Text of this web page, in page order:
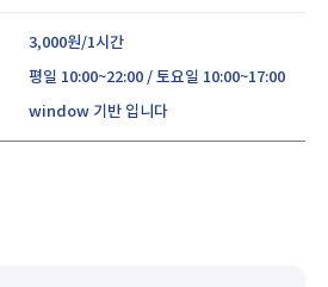
3,000원/1시간
평일 10:00~22:00 / 토요일 10:00~17:00
window 기반 입니다